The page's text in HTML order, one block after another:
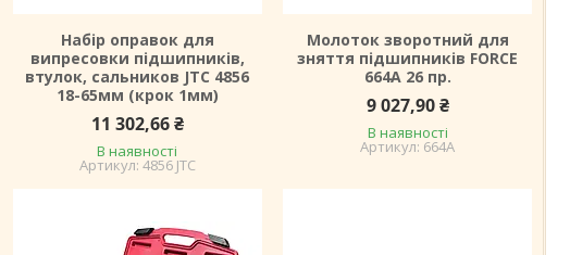
Набір оправок для
випресовки підшипників,
втулок, сальников JTC 4856
18-65мм (крок 1мм)
11 302,66 ₴
В наявності
4856 JTC
Молоток зворотний для
зняття підшипників FORCE
664A 26 пр.
9 027,90 ₴
В наявності
664A